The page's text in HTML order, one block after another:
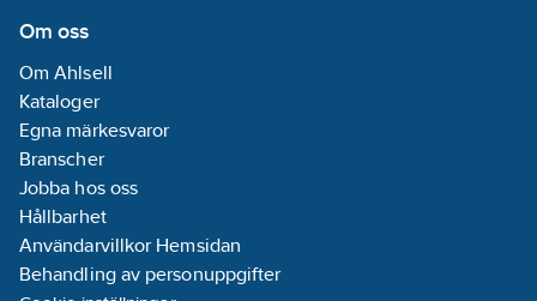
Om oss
Om Ahlsell
Kataloger
Egna märkesvaror
Branscher
Jobba hos oss
Hållbarhet
Användarvillkor Hemsidan
Behandling av personuppgifter